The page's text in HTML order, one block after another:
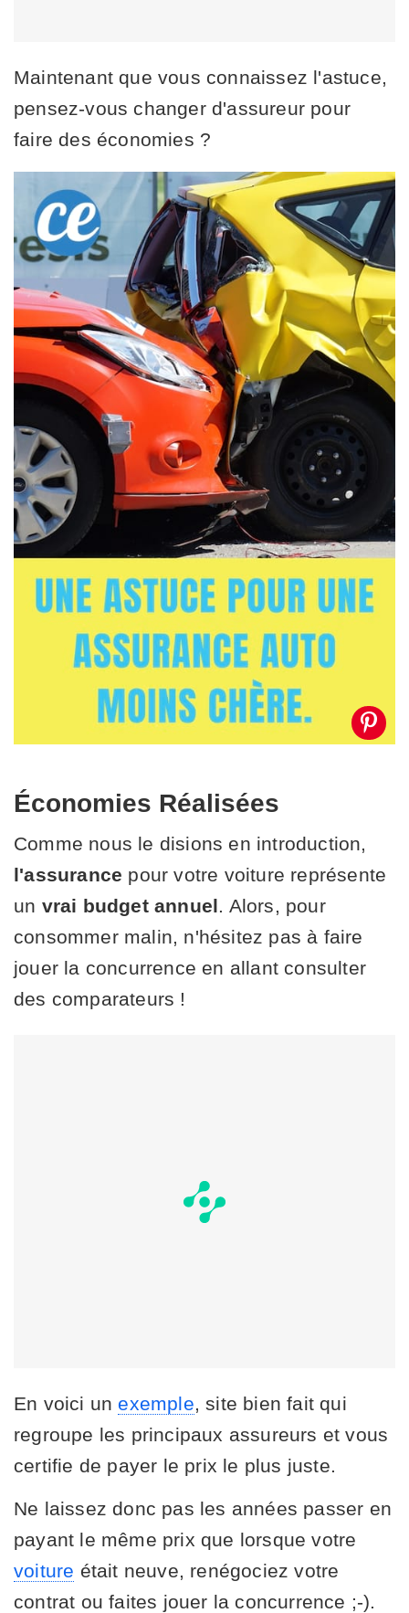
Maintenant que vous connaissez l'astuce,
pensez-vous changer d'assureur pour
faire des économies ?
Économies Réalisées
Comme nous le disions en introduction,
l'assurance pour votre voiture représente
un vrai budget annuel . Alors, pour
consommer malin, n'hésitez pas à faire
jouer la concurrence en allant consulter
des comparateurs !
En voici un exemple , site bien fait qui
regroupe les principaux assureurs et vous
certifie de payer le prix le plus juste.
Ne laissez donc pas les années passer en
payant le même prix que lorsque votre
voiture était neuve, renégociez votre
contrat ou faites jouer la concurrence ;-).